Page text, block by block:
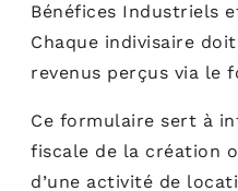
Bénéfices Industriels
Chaque indivisaire
revenus perçus via le
Ce formulaire sert à
fiscale de la création
d’une activité de